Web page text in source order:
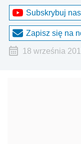
Subskrybuj
Zapisz się na
18 września